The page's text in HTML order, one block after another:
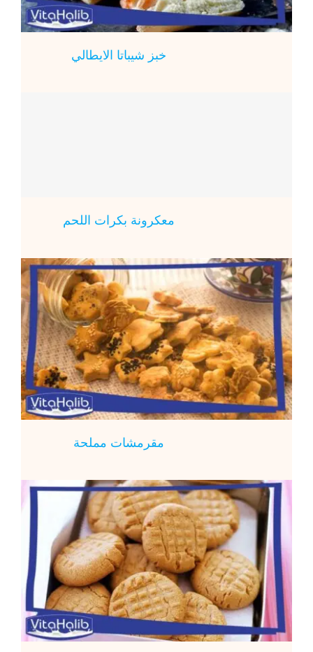
خبز شيباتا الايطالي
معكرونة بكرات اللحم
مقرمشات مملحة